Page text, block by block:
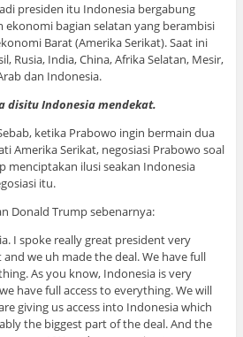
presiden itu Indonesia bergabung
ekonomi bagian selatan yang berambisi
Barat (Amerika Serikat). Saat ini
Rusia, India, China, Afrika Selatan, Mesir,
dan Indonesia.
disitu Indonesia mendekat.
ketika Prabowo ingin bermain dua
Amerika Serikat, negosiasi Prabowo soal
menciptakan ilusi seakan Indonesia
itu.
Donald Trump sebenarnya:
I spoke really great president very
we uh made the deal. We have full
As you know, Indonesia is very
have full access to everything. We will
giving us access into Indonesia which
the biggest part of the deal. And the